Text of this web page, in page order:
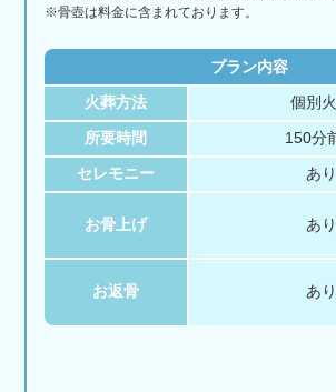
※骨壺は料金に含まれております。
プラン内容
火葬方法 個別
所要時間 150分
セレモニー あり
お骨上げ あり
お返骨 あり